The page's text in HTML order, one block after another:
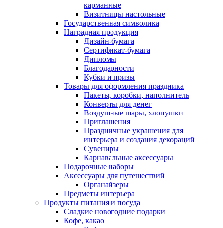
карманные
Визитницы настольные
Государственная символика
Наградная продукция
Дизайн-бумага
Сертификат-бумага
Дипломы
Благодарности
Кубки и призы
Товары для оформления праздника
Пакеты, коробки, наполнитель
Конверты для денег
Воздушные шары, хлопушки
Приглашения
Праздничные украшения для
интерьера и создания декораций
Сувениры
Карнавальные аксессуары
Подарочные наборы
Аксессуары для путешествий
Органайзеры
Предметы интерьера
Продукты питания и посуда
Сладкие новогодние подарки
Кофе, какао